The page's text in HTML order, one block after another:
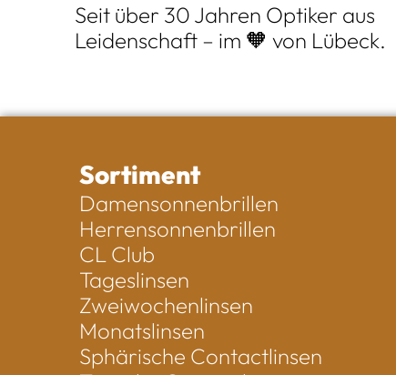
Seit über 30 Jahren Optiker aus
Leidenschaft – im 🧡 von Lübeck.
Sortiment
Damensonnenbrillen
Herrensonnenbrillen
CL Club
Tageslinsen
Zweiwochenlinsen
Monatslinsen
Sphärische Contactlinsen